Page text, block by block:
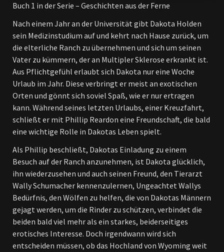
Buch 1 in der Serie – Geschichten aus der Ferne
Nach einem Jahr an der Universität gibt Dakota Holden
sein Medizinstudium auf und kehrt nach Hause zurück, um
die elterliche Ranch zu übernehmen und sich um seinen
Vater zu kümmern, der an Multipler Sklerose erkrankt ist.
Aus Pflichtgefühl erlaubt sich Dakota nur eine Woche
Urlaub im Jahr. Diese verbringt er meist an exotischen
Orten und gönnt sich soviel Spaß, wie er nur ertragen
kann. Während seines letzten Urlaubs, einer Kreuzfahrt,
schließt er mit Phillip Reardon eine Freundschaft, die bald
eine wichtige Rolle in Dakotas Leben spielt.
Als Phillip beschließt, Dakotas Einladung zu einem
Besuch auf der Ranch anzunehmen, ist Dakota glücklich,
ihn wiederzusehen und auch seinen Freund, den Tierarzt
Wally Schumacher kennenzulernen, Ungeachtet Wallys
Bedürfnis, den Wölfen zu helfen, die von Dakotas Männern
gejagt werden, um die Rinder zu schützen, verbindet die
beiden bald viel mehr als ein starkes, beiderseitiges
erotisches Interesse. Doch irgendwann wird sich
entscheiden müssen, ob das Hochland von Wyoming weit